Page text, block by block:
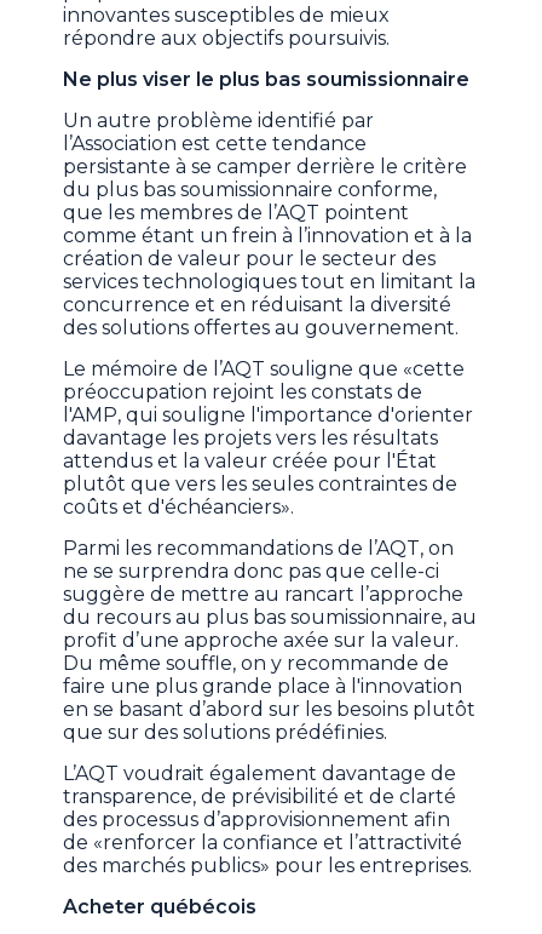
innovantes susceptibles de mieux
répondre aux objectifs poursuivis.
Ne plus viser le plus bas soumissionnaire
Un autre problème identifié par
l’Association est cette tendance
persistante à se camper derrière le critère
du plus bas soumissionnaire conforme,
que les membres de l’AQT pointent
comme étant un frein à l’innovation et à la
création de valeur pour le secteur des
services technologiques tout en limitant la
concurrence et en réduisant la diversité
des solutions offertes au gouvernement.
Le mémoire de l’AQT souligne que «cette
préoccupation rejoint les constats de
l'AMP, qui souligne l'importance d'orienter
davantage les projets vers les résultats
attendus et la valeur créée pour l'État
plutôt que vers les seules contraintes de
coûts et d'échéanciers».
Parmi les recommandations de l’AQT, on
ne se surprendra donc pas que celle-ci
suggère de mettre au rancart l’approche
du recours au plus bas soumissionnaire, au
profit d’une approche axée sur la valeur.
Du même souffle, on y recommande de
faire une plus grande place à l'innovation
en se basant d’abord sur les besoins plutôt
que sur des solutions prédéfinies.
L’AQT voudrait également davantage de
transparence, de prévisibilité et de clarté
des processus d’approvisionnement afin
de «renforcer la confiance et l’attractivité
des marchés publics» pour les entreprises.
Acheter québécois